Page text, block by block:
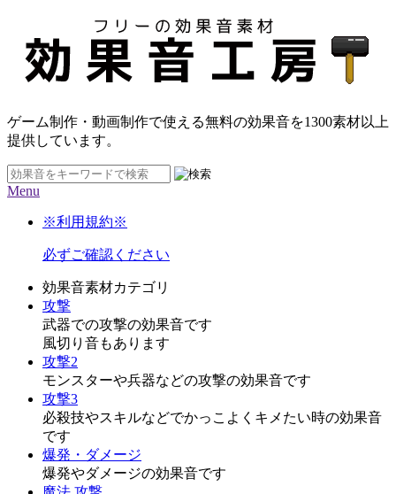
ゲーム制作・動画制作で使える無料の効果音を1300素材以上
提供しています。
Menu
※利用規約※
必ずご確認ください
効果音素材カテゴリ
攻撃
武器での攻撃の効果音です
風切り音もあります
攻撃2
モンスターや兵器などの攻撃の効果音です
攻撃3
必殺技やスキルなどでかっこよくキメたい時の効果音
です
爆発・ダメージ
爆発やダメージの効果音です